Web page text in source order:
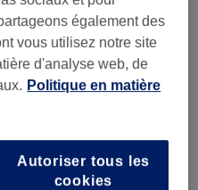
(1) à partir de 50 €
à partir de 80 €
également des
vous utilisez notre site
d'analyse web, de
Politique en matière
Autoriser tous les
cookies